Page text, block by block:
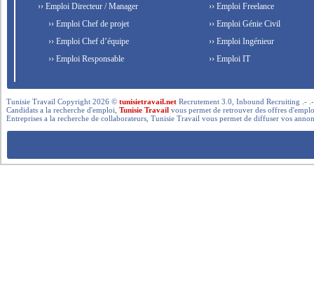
›› Emploi Directeur / Manager
›› Emploi Chef de projet
›› Emploi Chef d’équipe
›› Emploi Responsable
›› Emploi Freelance
›› Emploi Génie Civil
›› Emploi Ingénieur
›› Emploi IT
Tunisie Travail Copyright 2026 ©tunisietravail.net Recrutement 3.0, Inbound Recruiting .-
Candidats a la recherche d'emploi,Tunisie Travail vous permet de retrouver des offres
Entreprises a la recherche de collaborateurs, Tunisie Travail vous permet de diffuser vos